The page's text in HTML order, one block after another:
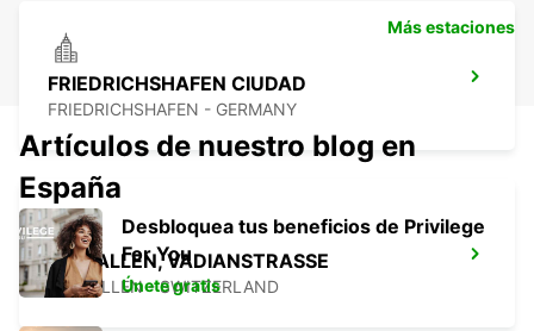
FRIEDRICHSHAFEN CIUDAD
FRIEDRICHSHAFEN - GERMANY
ST. GALLEN, VADIANSTRASSE
ST. GALLEN - SWITZERLAND
Más estaciones
Artículos de nuestro blog en
España
Desbloquea tus beneficios de Privilege
For You
Únete gratis